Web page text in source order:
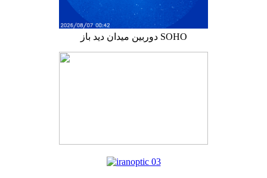
دوربین میدان دید باز SOHO